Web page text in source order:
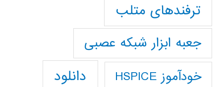
ترفندهای متلب
جعبه ابزار شبکه عصبی
خودآموز HSPICE دانلود